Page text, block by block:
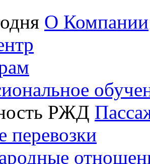
О Компании
РЖД
перевозки